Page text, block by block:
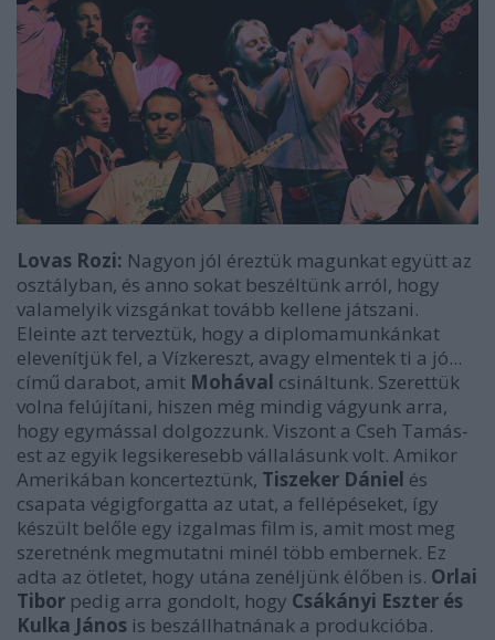
Lovas Rozi: Nagyon jól éreztük magunkat együtt az
osztályban, és anno sokat beszéltünk arról, hogy
valamelyik vizsgánkat tovább kellene játszani.
Eleinte azt terveztük, hogy a diplomamunkánkat
elevenítjük fel, a Vízkereszt, avagy elmentek ti a jó...
című darabot, amit Mohával csináltunk. Szerettük
volna felújítani, hiszen még mindig vágyunk arra,
hogy egymással dolgozzunk. Viszont a Cseh Tamás-
est az egyik legsikeresebb vállalásunk volt. Amikor
Amerikában koncerteztünk, Tiszeker Dániel és
csapata végigforgatta az utat, a fellépéseket, így
készült belőle egy izgalmas film is, amit most meg
szeretnénk megmutatni minél több embernek. Ez
adta az ötletet, hogy utána zenéljünk élőben is. Orlai
Tibor pedig arra gondolt, hogy Csákányi Eszter és
Kulka János is beszállhatnának a produkcióba.